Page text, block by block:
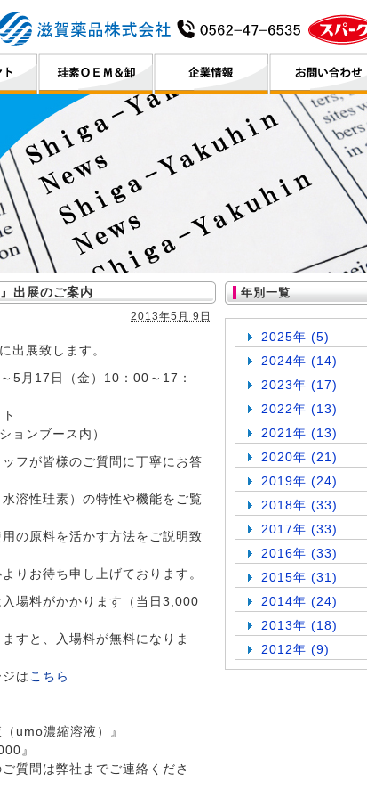
出展のご案内
2013年5月 9日
出展致します。
5月17日（金）10：00～17：
ト
ョンブース内）
フが皆様のご質問に丁寧にお答
溶性珪素）の特性や機能をご覧
の原料を活かす方法をご説明致
りお待ち申し上げております。
場料がかかります（当日3,000
すと、入場料が無料になりま
は こちら
umo濃縮溶液）』
』
質問は弊社までご連絡くださ
年別一覧
2025年 (5)
2024年 (14)
2023年 (17)
2022年 (13)
2021年 (13)
2020年 (21)
2019年 (24)
2018年 (33)
2017年 (33)
2016年 (33)
2015年 (31)
2014年 (24)
2013年 (18)
2012年 (9)